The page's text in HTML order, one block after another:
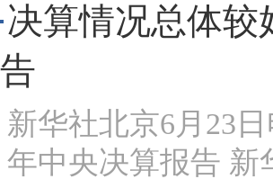
决算情况总体较
告
新华社北京6月23
年中央决算报告 新